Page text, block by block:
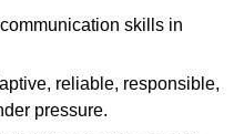
skills in
reliable, responsible,
pressure.